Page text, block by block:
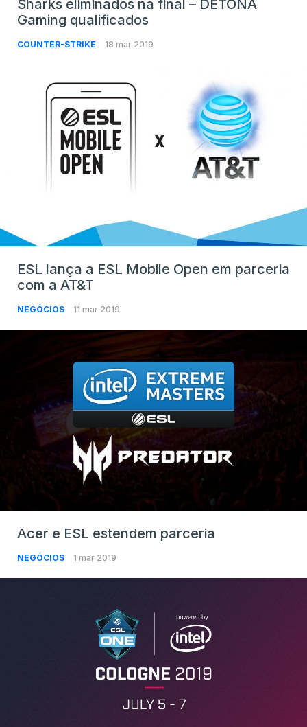
Sharks eliminados na final – DETONA
Gaming qualificados
COUNTER-STRIKE 18 mar 2019
ESL lança a ESL Mobile Open em parceria
com a AT&T
NEGÓCIOS 11 mar 2019
Acer e ESL estendem parceria
NEGÓCIOS 1 mar 2019